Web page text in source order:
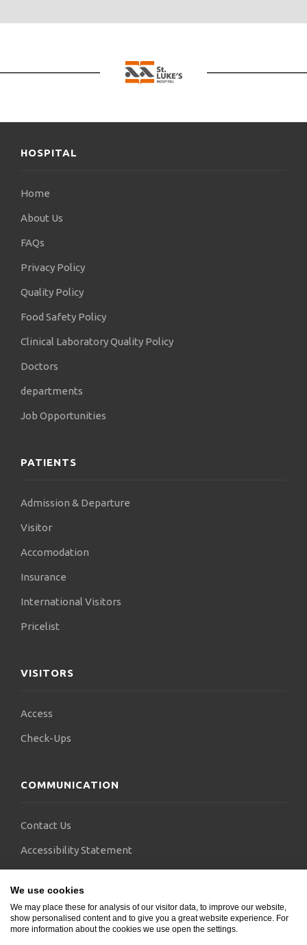
ο αθλητισμός (ποδήλατο, ορειβασία, σότοκαν
καράτε), το σκάκι, η λογοτεχνία και το lindy hop
HOSPITAL
Home
About Us
FAQs
Privacy Policy
Quality Policy
Food Safety Policy
Clinical Laboratory Quality Policy
Doctors
departments
Job Opportunities
PATIENTS
Admission & Departure
Visitor
Accomodation
Insurance
International Visitors
Pricelist
VISITORS
Access
Check-Ups
COMMUNICATION
Contact Us
Accessibility Statement
We use cookies
We may place these for analysis of our visitor data, to improve our website,
show personalised content and to give you a great website experience. For
more information about the cookies we use open the settings.